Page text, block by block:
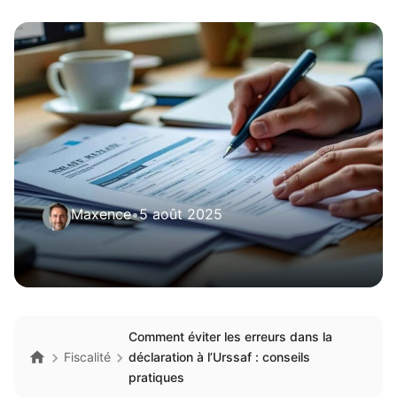
Maxence•5 août 2025
Fiscalité
Comment éviter les erreurs dans la
déclaration à l’Urssaf : conseils
pratiques